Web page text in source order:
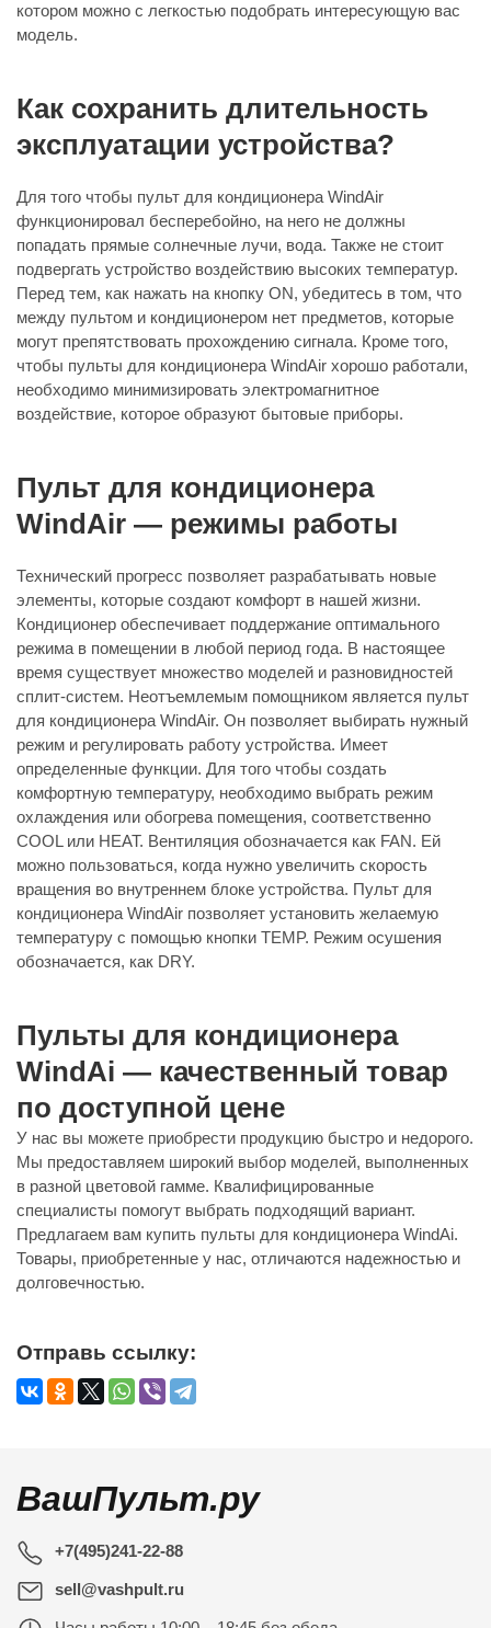
котором можно с легкостью подобрать интересующую вас
модель.
Как сохранить длительность
эксплуатации устройства?
Для того чтобы пульт для кондиционера WindAir
функционировал бесперебойно, на него не должны
попадать прямые солнечные лучи, вода. Также не стоит
подвергать устройство воздействию высоких температур.
Перед тем, как нажать на кнопку ON, убедитесь в том, что
между пультом и кондиционером нет предметов, которые
могут препятствовать прохождению сигнала. Кроме того,
чтобы пульты для кондиционера WindAir хорошо работали,
необходимо минимизировать электромагнитное
воздействие, которое образуют бытовые приборы.
Пульт для кондиционера
WindAir — режимы работы
Технический прогресс позволяет разрабатывать новые
элементы, которые создают комфорт в нашей жизни.
Кондиционер обеспечивает поддержание оптимального
режима в помещении в любой период года. В настоящее
время существует множество моделей и разновидностей
сплит-систем. Неотъемлемым помощником является пульт
для кондиционера WindAir. Он позволяет выбирать нужный
режим и регулировать работу устройства. Имеет
определенные функции. Для того чтобы создать
комфортную температуру, необходимо выбрать режим
охлаждения или обогрева помещения, соответственно
COOL или HEAT. Вентиляция обозначается как FAN. Ей
можно пользоваться, когда нужно увеличить скорость
вращения во внутреннем блоке устройства. Пульт для
кондиционера WindAir позволяет установить желаемую
температуру с помощью кнопки TEMP. Режим осушения
обозначается, как DRY.
Пульты для кондиционера
WindAi — качественный товар
по доступной цене
У нас вы можете приобрести продукцию быстро и недорого.
Мы предоставляем широкий выбор моделей, выполненных
в разной цветовой гамме. Квалифицированные
специалисты помогут выбрать подходящий вариант.
Предлагаем вам купить пульты для кондиционера WindAi.
Товары, приобретенные у нас, отличаются надежностью и
долговечностью.
Отправь ссылку:
ВашПульт.ру
+7(495)241-22-88
sell@vashpult.ru